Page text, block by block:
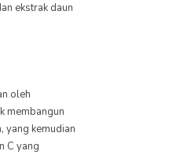
ekstrak daun
oleh
membangun
yang kemudian
C yang